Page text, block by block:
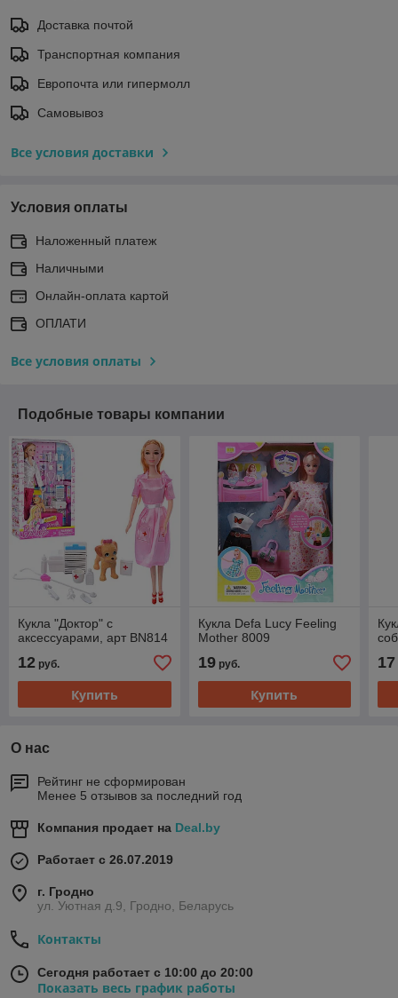
Доставка почтой
Транспортная компания
Европочта или гипермолл
Самовывоз
Все условия доставки
Условия оплаты
Наложенный платеж
Наличными
Онлайн-оплата картой
ОПЛАТИ
Все условия оплаты
Подобные товары компании
Кукла "Доктор" с
аксессуарами, арт BN814
12 руб.
Купить
Кукла Defa Lucy Feeling
Mother 8009
19руб.
Купить
17
О нас
Рейтинг не сформирован
Менее 5 отзывов за последний год
Компания продает на Deal.by
Работает с 26.07.2019
г. Гродно
ул. Уютная д.9, Гродно, Беларусь
Контакты
Сегодня работает с 10:00 до 20:00
Показать весь график работы